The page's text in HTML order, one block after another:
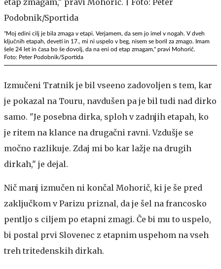
"Moj edini cilj je bila zmaga v etapi. Verjamem, da sem jo imel v nogah. V dveh
ključnih etapah, deveti in 17., mi ni uspelo v beg, nisem se boril za zmago. Imam
šele 24 let in časa bo še dovolj, da na eni od etap zmagam," pravi Mohorič.
Foto: Peter Podobnik/Sportida
Izmučeni Tratnik je bil vseeno zadovoljen s tem, kar
je pokazal na Touru, navdušen pa je bil tudi nad dirko
samo. "Je posebna dirka, sploh v zadnjih etapah, ko
je ritem na klance na drugačni ravni. Vzdušje se
močno razlikuje. Zdaj mi bo kar lažje na drugih
dirkah," je dejal.
Nič manj izmučen ni končal Mohorič, ki je še pred
zaključkom v Parizu priznal, da je šel na francosko
pentljo s ciljem po etapni zmagi. Če bi mu to uspelo,
bi postal prvi Slovenec z etapnim uspehom na vseh
treh tritedenskih dirkah.